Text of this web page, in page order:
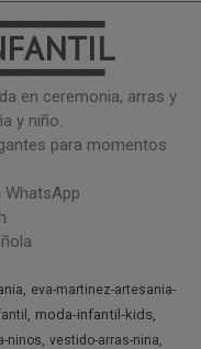
en ceremonia, arras y
y niño.
para momentos
eva-martinez-artesania-
moda-infantil-kids
ninos vestido-arras-nina